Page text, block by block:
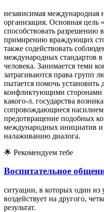
независимая международная
организация. Основная цель
способствовать разрешению
примирению враждующих
также содействовать
международных стандартов
человека. Занимается теми
затрагиваются права групп
пытается помочь
конфликтующими сторонами
какого-л. государства
сопровождающиеся насилием;
предотвращение подобных
международных инициатив
налаживанию диалога.
🌟 Рекомендуем тебе
Воспитательное
ситуации, в которых один из
воздействует на другого,
результат.